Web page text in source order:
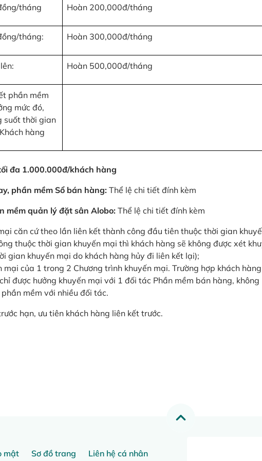
tháng Hoàn 200,000đ/tháng
tháng: Hoàn 300,000đ/tháng
Hoàn 500,000đ/tháng
phần mềm
mức đó,
suốt thời gian
hàng
đa 1.000.000đ/khách hàng
phần mềm Sổ bán hàng: Thể lệ chi tiết đính kèm
mềm quản lý đặt sân Alobo: Thể lệ chi tiết đính kèm
căn cứ theo lần liên kết thành công đầu tiên thuộc thời gian
thuộc thời gian khuyến mại thì khách hàng sẽ không được xét
gian khuyến mại do khách hàng hủy đi liên kết lại);
mại của 1 trong 2 Chương trình khuyến mại. Trường hợp khách hàng
được hưởng khuyến mại với 1 đối tác Phần mềm bán hàng, không
mềm với nhiều đối tác.
hạn, ưu tiên khách hàng liên kết trước.
mật Sơ đồ trang
Liên hệ cá nhân